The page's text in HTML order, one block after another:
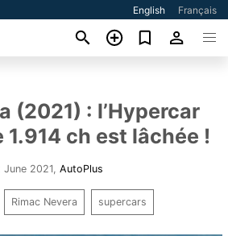
English Français
(2021) : l’Hypercar
ch est lâchée !
2021 AutoPlus
Rimac Nevera supercars